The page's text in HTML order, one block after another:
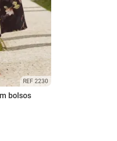
REF 2230
bolsos